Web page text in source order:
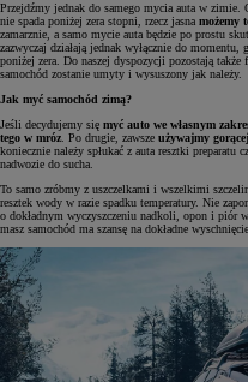
Przejdźmy jednak do samego mycia auta w zimie.
nie spada poniżej zera stopni, rzecz jasna możemy
zamarznie, a samo mycie auta będzie po prostu
zazwyczaj działają jednak wyłącznie do
poniżej zera. Do naszej dyspozycji pozostają także
samochód zostanie umyty i wysuszony jak należy.
Jak myć samochód zimą?
Jeśli decydujemy się myć auto we własnym
tego w mróz. Po drugie, zawsze używajmy
koniecznie należy spłukać z auta resztki preparatu
nadwozie do sucha.
To samo zróbmy z uszczelkami i wszelkimi
resztek wody w razie spadku temperatury. Nie
o dokładnym wyczyszczeniu nadkoli, opon i piór
masz samochód ma szansę na dokładne